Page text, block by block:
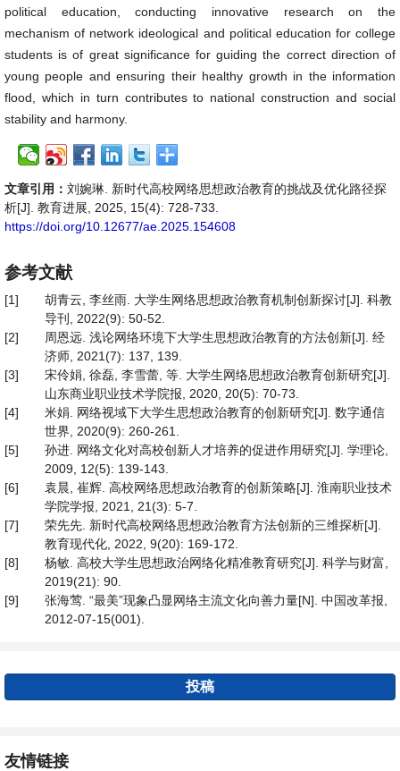
political education, conducting innovative research on the
mechanism of network ideological and political education for college
students is of great significance for guiding the correct direction of
young people and ensuring their healthy growth in the information
flood, which in turn contributes to national construction and social
stability and harmony.
文章引用： 刘婉琳. 新时代高校网络思想政治教育的挑战及优化路径探
析[J]. 教育进展, 2025, 15(4): 728-733.
https://doi.org/10.12677/ae.2025.154608
参考文献
[1]
胡青云, 李丝雨. 大学生网络思想政治教育机制创新探讨[J]. 科教
导刊, 2022(9): 50-52.
[2]
周恩远. 浅论网络环境下大学生思想政治教育的方法创新[J]. 经
济师, 2021(7): 137, 139.
[3]
宋伶娟, 徐磊, 李雪蕾, 等. 大学生网络思想政治教育创新研究[J].
山东商业职业技术学院报, 2020, 20(5): 70-73.
[4]
米娟. 网络视域下大学生思想政治教育的创新研究[J]. 数字通信
世界, 2020(9): 260-261.
[5]
孙进. 网络文化对高校创新人才培养的促进作用研究[J]. 学理论,
2009, 12(5): 139-143.
[6]
袁晨, 崔辉. 高校网络思想政治教育的创新策略[J]. 淮南职业技术
学院学报, 2021, 21(3): 5-7.
[7]
荣先先. 新时代高校网络思想政治教育方法创新的三维探析[J].
教育现代化, 2022, 9(20): 169-172.
[8]
杨敏. 高校大学生思想政治网络化精准教育研究[J]. 科学与财富,
2019(21): 90.
[9]
张海莺. “最美”现象凸显网络主流文化向善力量[N]. 中国改革报,
2012-07-15(001).
投稿
友情链接